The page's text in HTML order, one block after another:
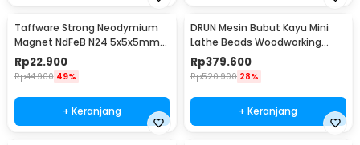
Taffware Strong Neodymium
Magnet NdFeB N24 5x5x5mm
50 PCS - F001699
Rp22.900
Rp44.900 49%
+ Keranjang
DRUN Mesin Bubut Kayu Mini
Lathe Beads Woodworking
150W - X707
Rp379.600
Rp520.900 28%
+ Keranjang